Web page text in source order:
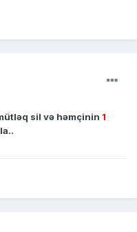
sil və həmçinin 1